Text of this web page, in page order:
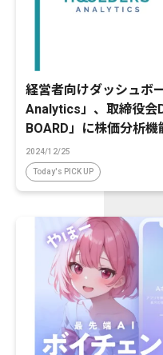
経営者向けダッシュボ
Analytics」、取締役会
BOARD」に株価分析機
2024/12/25
Today's PICK UP